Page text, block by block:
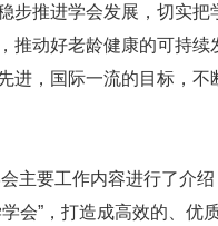
步推进学会发展，切实
推动好老龄健康的可持
进，国际一流的目标，
要工作内容进行了介绍
会”，打造成高效的、优